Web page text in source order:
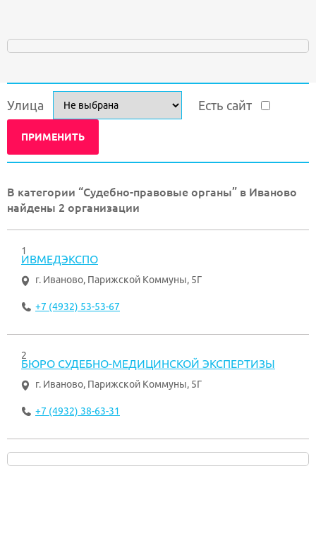
Улица Есть сайт
В категории “Судебно-правовые органы” в Иваново
найдены 2 организации
1
ИВМЕДЭКСПО
г. Иваново, Парижской Коммуны, 5Г
+7 (4932) 53-53-67
2
БЮРО СУДЕБНО-МЕДИЦИНСКОЙ ЭКСПЕРТИЗЫ
г. Иваново, Парижской Коммуны, 5Г
+7 (4932) 38-63-31